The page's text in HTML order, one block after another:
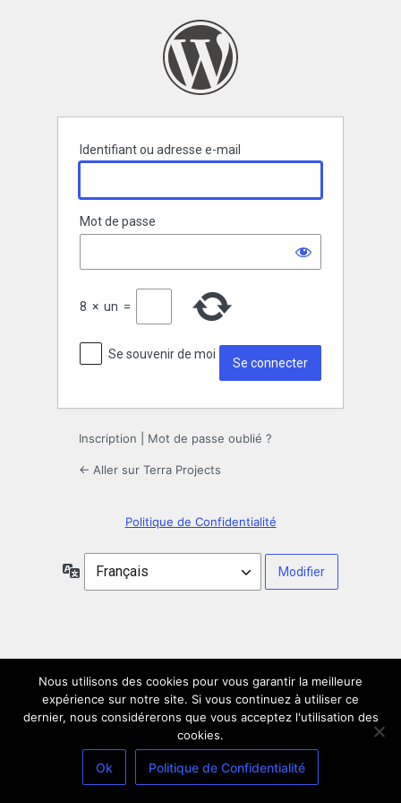
Identifiant ou adresse e-mail
Mot de passe
8 × un =
Se souvenir de moi
Inscription Mot de passe oublié ?
← Aller sur Terra Projects
Politique de Confidentialité
Langue
Nous utilisons des cookies pour vous garantir la meilleure
expérience sur notre site. Si vous continuez à utiliser ce
dernier, nous considérerons que vous acceptez l'utilisation des
cookies.
Ok Politique de Confidentialité